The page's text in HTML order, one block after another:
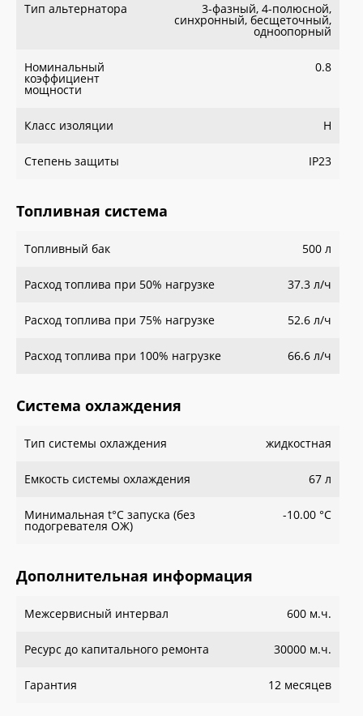
Тип альтернатора 3-фазный, 4-полюсной,
синхронный, бесщеточный,
одноопорный
Номинальный
коэффициент
мощности
0.8
Класс изоляции H
Степень защиты IP23
Топливная система
Топливный бак 500 л
Расход топлива при 50% нагрузке 37.3 л/ч
Расход топлива при 75% нагрузке 52.6 л/ч
Расход топлива при 100% нагрузке 66.6 л/ч
Система охлаждения
Тип системы охлаждения жидкостная
Емкость системы охлаждения 67 л
Минимальная t°С запуска (без
подогревателя ОЖ)
-10.00 °С
Дополнительная информация
Межсервисный интервал 600 м.ч.
Ресурс до капитального ремонта 30000 м.ч.
Гарантия 12 месяцев